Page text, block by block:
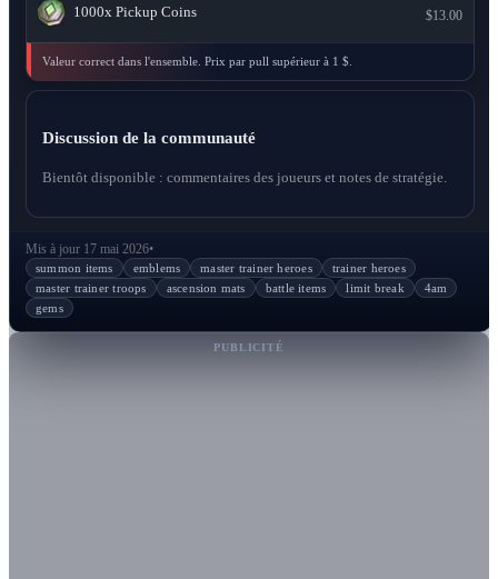
1000x Pickup Coins $13.00
Valeur correct dans l'ensemble. Prix par pull supérieur à 1 $.
Discussion de la communauté
Bientôt disponible : commentaires des joueurs et notes de stratégie.
Mis à jour 17 mai 2026•
summon items emblems master trainer heroes
trainer heroes
master trainer troops
ascension mats battle items limit break
4am
gems
PUBLICITÉ